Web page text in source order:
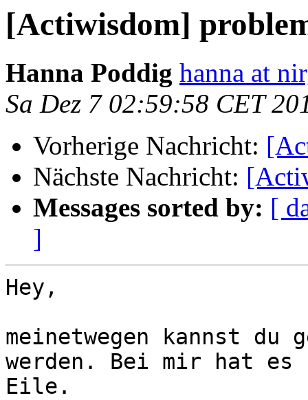
[Actiwisdom]
Hanna Poddig hanna at
Sa Dez 7 02:59:58 CET
Vorherige Nachricht:
Nächste Nachricht:
Messages sorted by: [
]
Hey,
meinetwegen kannst
werden. Bei mir hat
Eile.